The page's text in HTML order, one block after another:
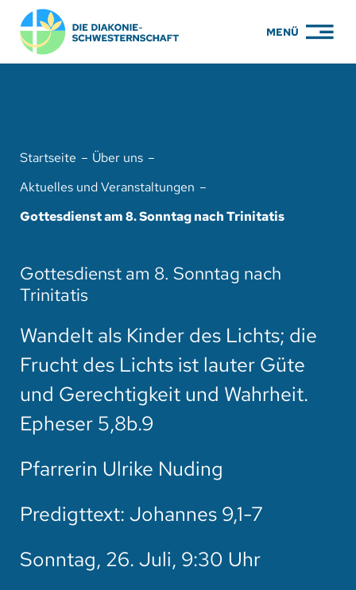
Zum
Inhalt
springen
MENÜ
KARRIERE
ENGAGEMENT
SERVICE
HOTEL
SPENDEN
Startseite
Über uns
Aktuelles und Veranstaltungen
Gottesdienst am 8. Sonntag nach Trinitatis
Gottesdienst am 8. Sonntag nach
Trinitatis
Wandelt als Kinder des Lichts; die
Frucht des Lichts ist lauter Güte
und Gerechtigkeit und Wahrheit.
Epheser 5,8b.9
Pfarrerin Ulrike Nuding
Predigttext: Johannes 9,1-7
Sonntag, 26. Juli, 9:30 Uhr